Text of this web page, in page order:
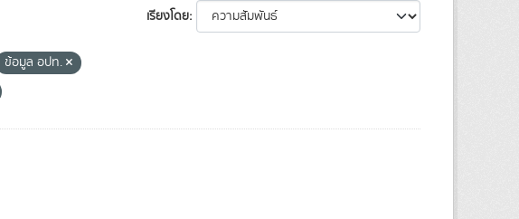
เรียงโดย
ข้อมูล อปท.